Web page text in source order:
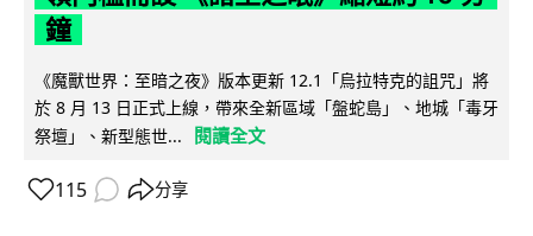
鐘
《魔獸世界：至暗之夜》版本更新 12.1「烏拉特克的詛咒」將
於 8 月 13 日正式上線，帶來全新區域「盤蛇島」、地城「毒牙
祭壇」、新型態世...
閱讀全文
115 分享